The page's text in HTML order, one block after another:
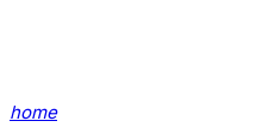
home